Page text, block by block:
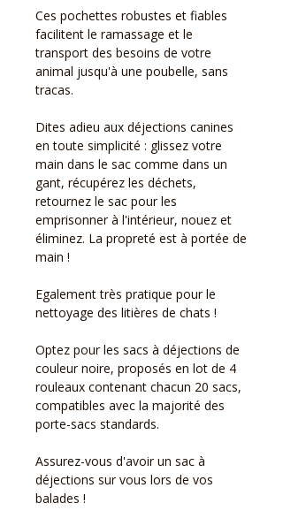
Ces pochettes robustes et fiables
facilitent le ramassage et le
transport des besoins de votre
animal jusqu'à une poubelle, sans
tracas.
Dites adieu aux déjections canines
en toute simplicité : glissez votre
main dans le sac comme dans un
gant, récupérez les déchets,
retournez le sac pour les
emprisonner à l'intérieur, nouez et
éliminez. La propreté est à portée de
main !
Egalement très pratique pour le
nettoyage des litières de chats !
Optez pour les sacs à déjections de
couleur noire, proposés en lot de 4
rouleaux contenant chacun 20 sacs,
compatibles avec la majorité des
porte-sacs standards.
Assurez-vous d'avoir un sac à
déjections sur vous lors de vos
balades !